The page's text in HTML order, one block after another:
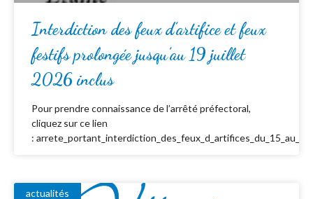
Interdiction des feux d’artifice et feux
festifs prolongée jusqu’au 19 juillet
2026 inclus
Pour prendre connaissance de l’arrêté préfectoral,
cliquez sur ce lien
:
actualités